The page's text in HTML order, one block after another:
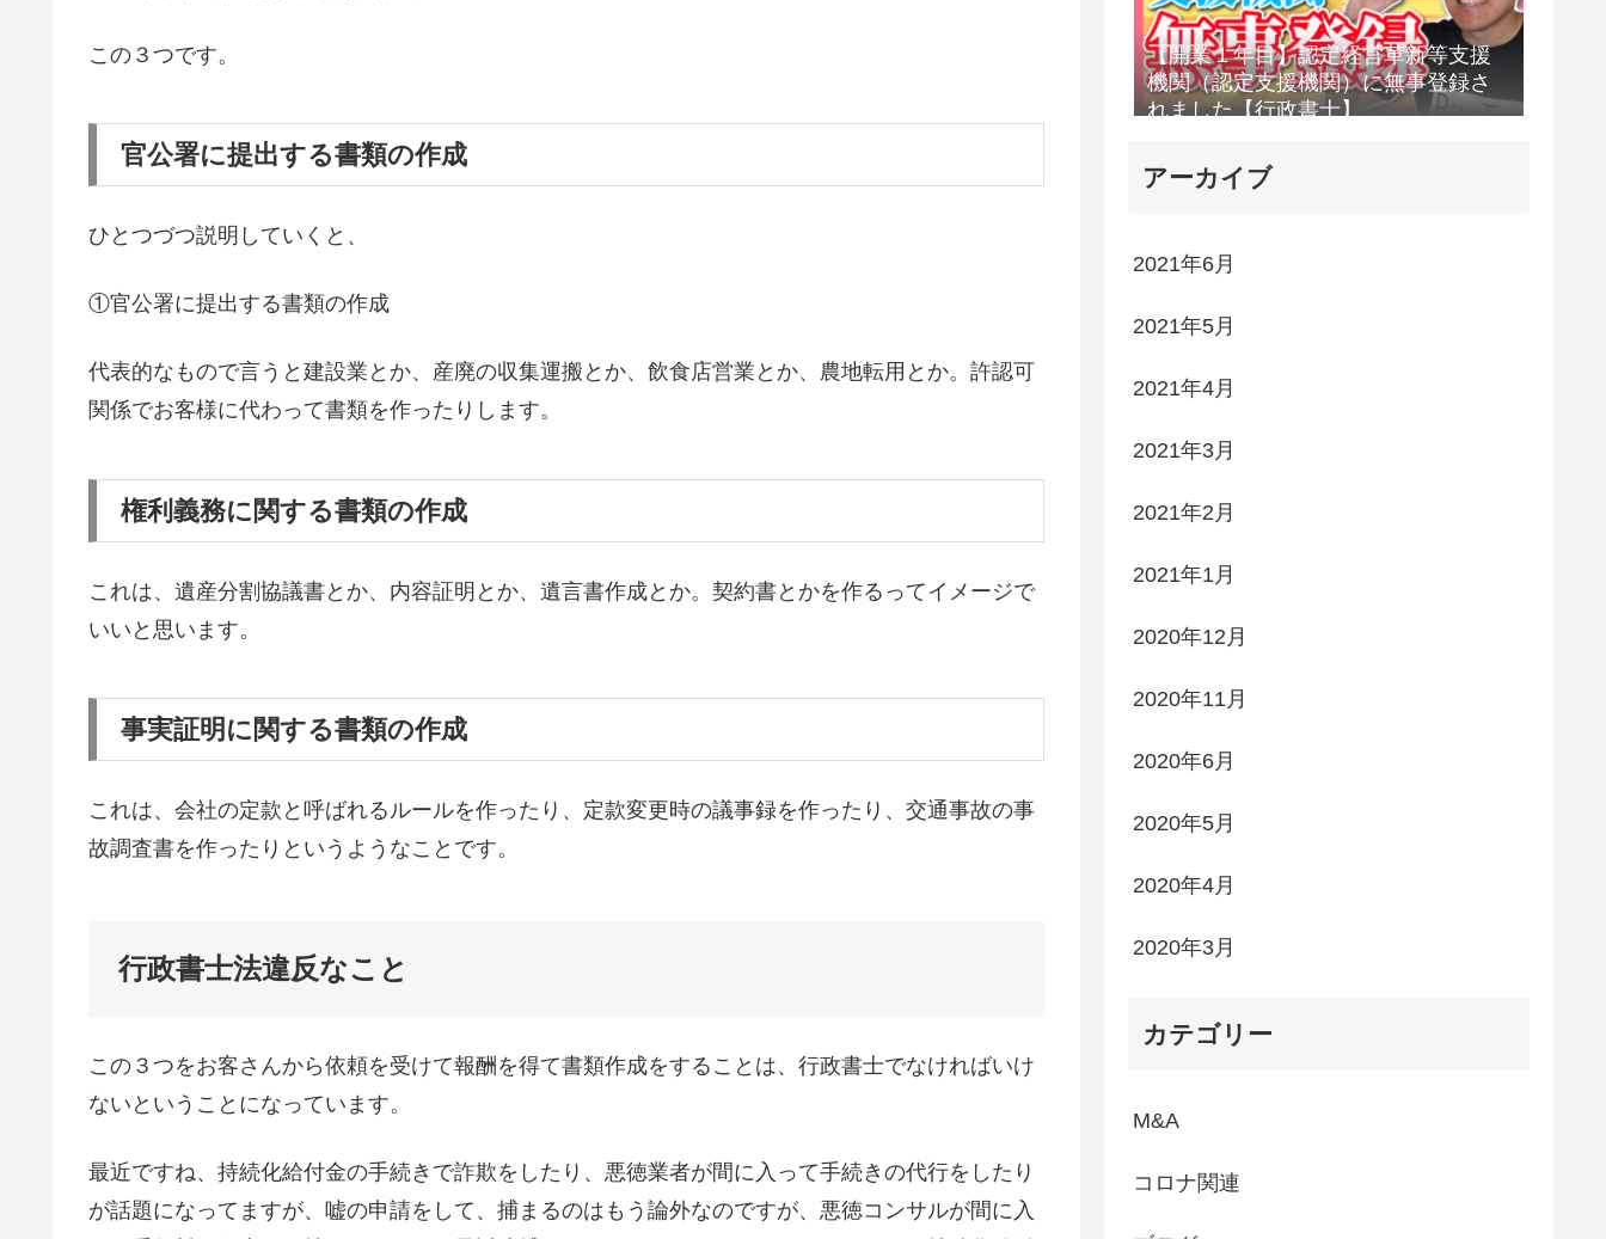
この３つです。
官公署に提出する書類の作成
ひとつづつ説明していくと、
①官公署に提出する書類の作成
代表的なもので言うと建設業とか、産廃の収集運搬とか、飲食店営業とか、農地転用とか。許認可
関係でお客様に代わって書類を作ったりします。
権利義務に関する書類の作成
これは、遺産分割協議書とか、内容証明とか、遺言書作成とか。契約書とかを作るってイメージで
いいと思います。
事実証明に関する書類の作成
これは、会社の定款と呼ばれるルールを作ったり、定款変更時の議事録を作ったり、交通事故の事
故調査書を作ったりというようなことです。
行政書士法違反なこと
この３つをお客さんから依頼を受けて報酬を得て書類作成をすることは、行政書士でなければいけ
ないということになっています。
最近ですね、持続化給付金の手続きで詐欺をしたり、悪徳業者が間に入って手続きの代行をしたり
が話題になってますが、嘘の申請をして、捕まるのはもう論外なのですが、悪徳コンサルが間に入
【開業１年目】認定経営革新等支援
機関（認定支援機関）に無事登録さ
れました【行政書士】
アーカイブ
2021年6月
2021年5月
2021年4月
2021年3月
2021年2月
2021年1月
2020年12月
2020年11月
2020年6月
2020年5月
2020年4月
2020年3月
カテゴリー
M&A
コロナ関連